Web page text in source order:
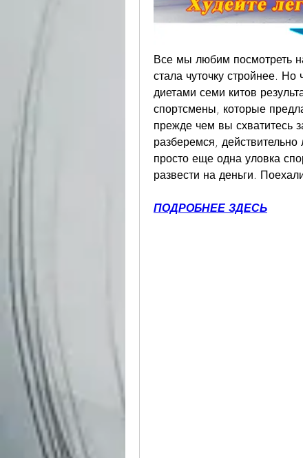
Все мы любим посмотреть
стала чуточку стройнее.
диетами семи китов
спортсмены, которые
прежде чем вы схватитесь
разберемся,
просто еще одна уловка
развести на деньги.
ПОДРОБНЕЕ ЗДЕСЬ